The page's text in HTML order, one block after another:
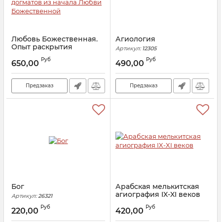
Любовь Божественная.
Опыт раскрытия
главнейших
христианских догматов
Божественной
Артикул: 9515
650,00 Руб
Предзаказ
Агиология
Артикул: 12305
490,00 Руб
Предзаказ
Бог
Артикул: 26321
220,00 Руб
Арабская мелькитская
агиография IX-XI веков
19495
420,00 Руб